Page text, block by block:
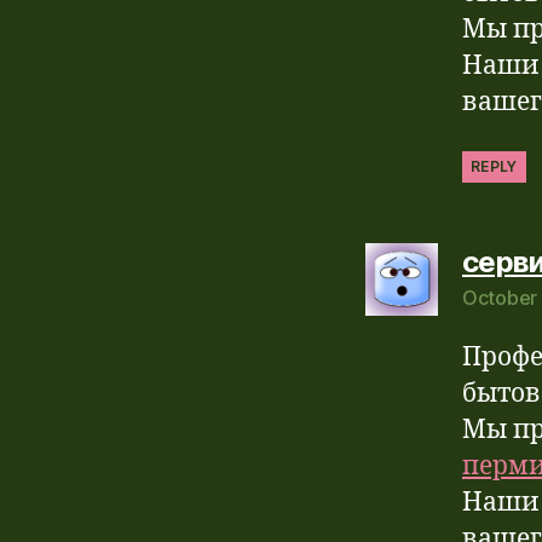
Мы
Наши
REPLY
The
October
Мы
Наши